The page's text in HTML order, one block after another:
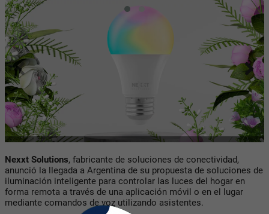
Nexxt Solutions, fabricante de soluciones de conectividad,
anunció la llegada a Argentina de su propuesta de soluciones de
iluminación inteligente para controlar las luces del hogar en
forma remota a través de una aplicación móvil o en el lugar
mediante comandos de voz utilizando asistentes.